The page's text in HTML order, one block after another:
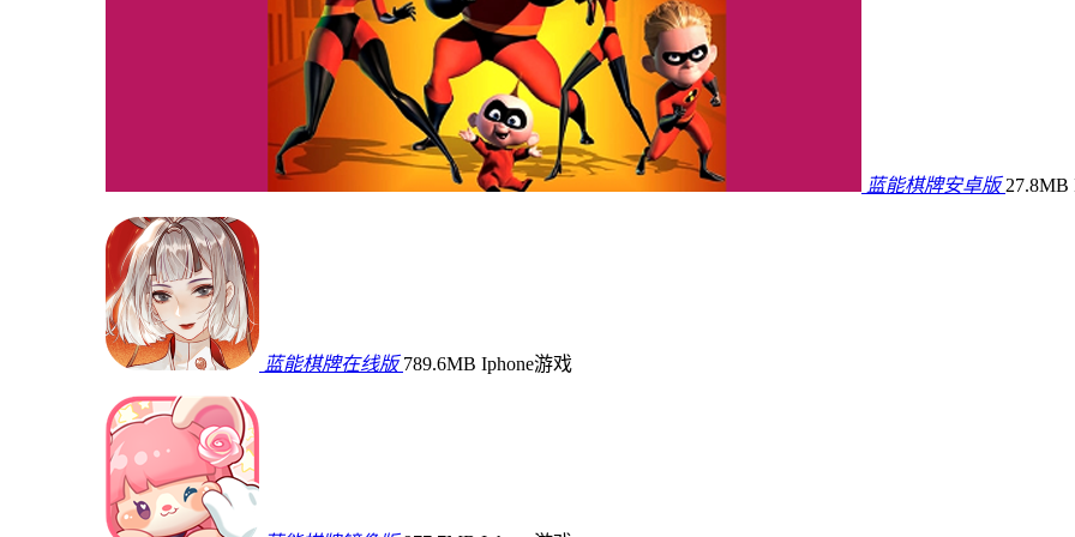
蓝能棋牌安卓版 27.8MB
蓝能棋牌在线版 789.6MB Iphone游戏